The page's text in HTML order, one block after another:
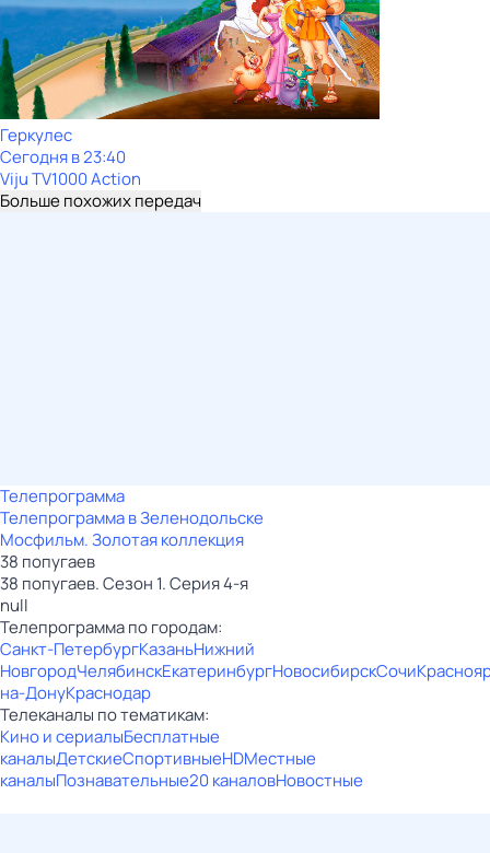
Геркулес
Сегодня в 23:40
Viju TV1000 Action
Больше похожих передач
Телепрограмма
Телепрограмма в Зеленодольске
Мосфильм. Золотая коллекция
38 попугаев
38 попугаев. Сезон 1. Серия 4-я
null
Телепрограмма по городам:
Санкт-ПетербургКазаньНижний
НовгородЧелябинскЕкатеринбургНовосибирскСочи
на-ДонуКраснодар
Телеканалы по тематикам:
Кино и сериалыБесплатные
каналыДетскиеСпортивныеHDМестные
каналыПознавательные20 каналовНовостные